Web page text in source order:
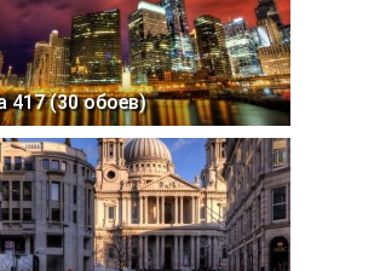
417 (30 обоев)